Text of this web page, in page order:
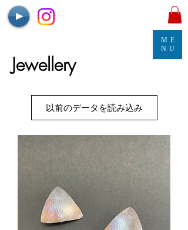
ME
NU
以前のデータを読み込み
Jewellery